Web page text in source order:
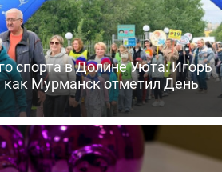
спорта в Долине Уюта: Игорь
как Мурманск отметил День